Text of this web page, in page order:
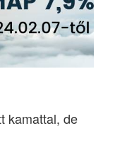
kamattal, de